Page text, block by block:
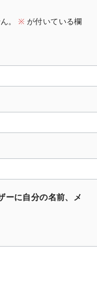
。 ※ が付いている欄
ーに自分の名前、メ